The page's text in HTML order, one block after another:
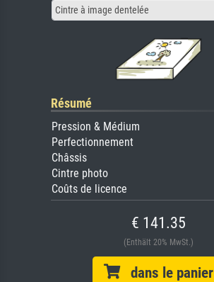
Cintre à image dentelée
Résumé
Pression & Médium
Perfectionnement
Châssis
Cintre photo
Coûts de licence
€ 141.35
(Enthält 20% MwSt.)
dans le panier